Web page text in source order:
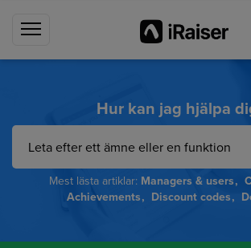
Hur kan jag hjälpa
Mest lästa artiklar: Managers & users
Achievements
Discount codes